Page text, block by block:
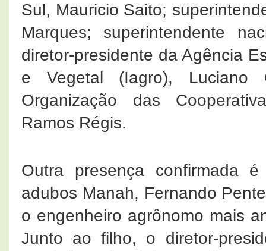
Sul, Mauricio Saito;
Marques; superintendente
diretor-presidente da Agência
e Vegetal (Iagro),
Organização das
Ramos Régis.
Outra presença confirmada
adubos Manah, Fernando
o engenheiro agrônomo mais
Junto ao filho, o diretor-